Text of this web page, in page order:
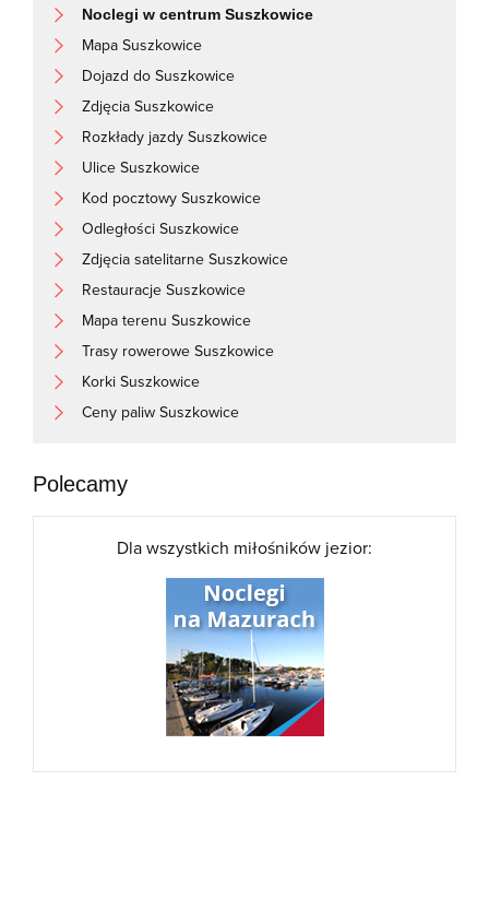
Noclegi w centrum Suszkowice
Mapa Suszkowice
Dojazd do Suszkowice
Zdjęcia Suszkowice
Rozkłady jazdy Suszkowice
Ulice Suszkowice
Kod pocztowy Suszkowice
Odległości Suszkowice
Zdjęcia satelitarne Suszkowice
Restauracje Suszkowice
Mapa terenu Suszkowice
Trasy rowerowe Suszkowice
Korki Suszkowice
Ceny paliw Suszkowice
Polecamy
Dla wszystkich miłośników jezior: